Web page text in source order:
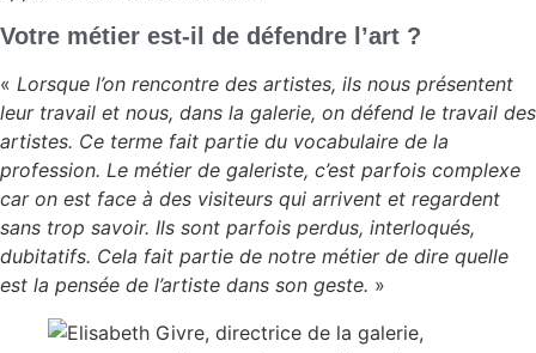
Votre métier est-il de défendre l’art ?
« Lorsque l’on rencontre des artistes, ils nous présentent
leur travail et nous, dans la galerie, on défend le travail des
artistes. Ce terme fait partie du vocabulaire de la
profession. Le métier de galeriste, c’est parfois complexe
car on est face à des visiteurs qui arrivent et regardent
sans trop savoir. Ils sont parfois perdus, interloqués,
dubitatifs. Cela fait partie de notre métier de dire quelle
est la pensée de l’artiste dans son geste. »